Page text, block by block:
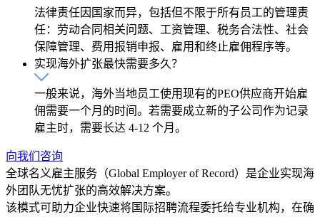
法律责任因国家而异，包括但不限于所有员工的管理责
任：劳动合同相关问题、工资管理、税务合法性、社会
保障管理、费用报销申报、雇用和终止雇佣程序等。
实现海外扩张最快需要多久？
一般来说，海外当地员工使用现有的PEO供应商开始雇
佣需要一个月的时间。若需要成立新的子公司作为记录
雇主时，需要长达 4-12 个月。
向我们咨询
全球名义雇主服务（Global Employer of Record）是企业实现海
外团队无忧扩张的高效解决方案。
该模式可助力企业快速将国际招聘流程委托给专业机构，在确